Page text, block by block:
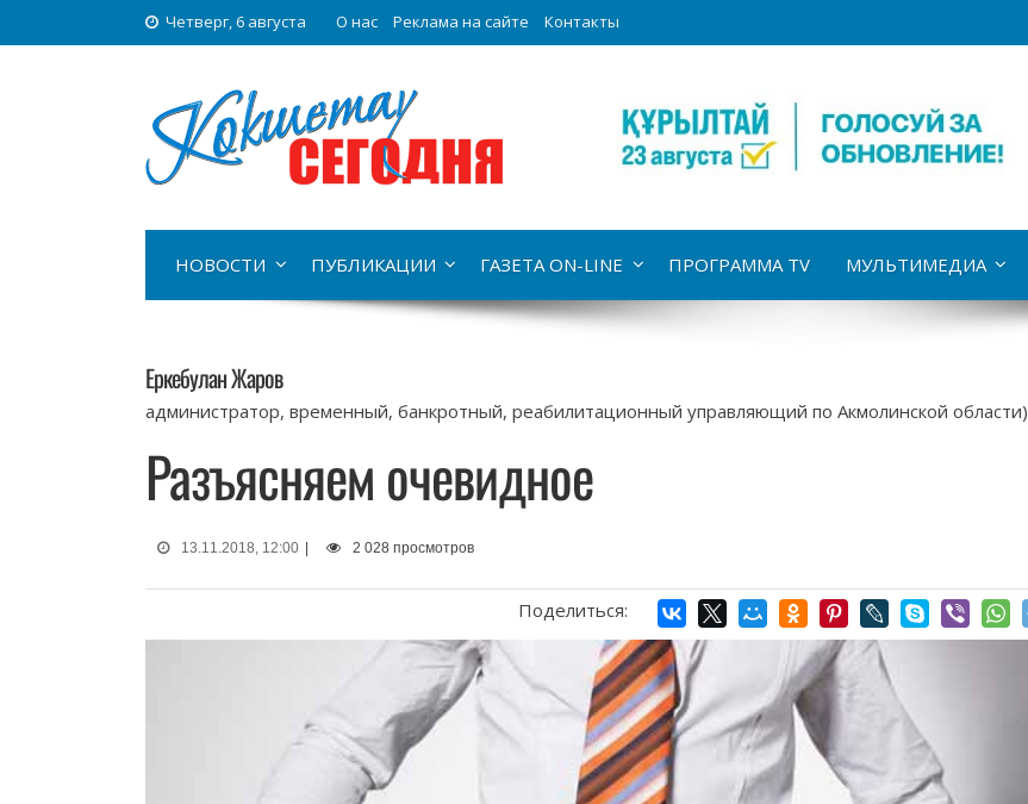
Четверг, 6 августа О нас Реклама на сайте Контакты
НОВОСТИ ПУБЛИКАЦИИ ГАЗЕТА ON-LINE ПРОГРАММА TV МУЛЬТИМЕДИА
Еркебулан Жаров
администратор, временный, банкротный, реабилитационный управляющий по Акмолинской области)
Разъясняем очевидное
13.11.2018, 12:00 | 2 028 просмотров
Поделиться: